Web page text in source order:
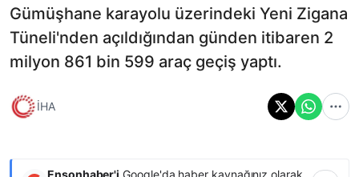
Gümüşhane karayolu üzerindeki Yeni Zigana
Tüneli'nden açıldığından günden itibaren 2
milyon 861 bin 599 araç geçiş yaptı.
İHA
Ensonhaber'i Google'da haber kaynağınız olarak